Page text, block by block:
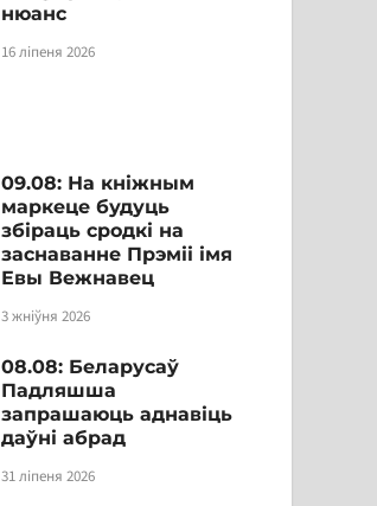
нюанс
16 ліпеня 2026
09.08: На кніжным
маркеце будуць
збіраць сродкі на
заснаванне Прэміі імя
Евы Вежнавец
3 жніўня 2026
08.08: Беларусаў
Падляшша
запрашаюць аднавіць
даўні абрад
31 ліпеня 2026